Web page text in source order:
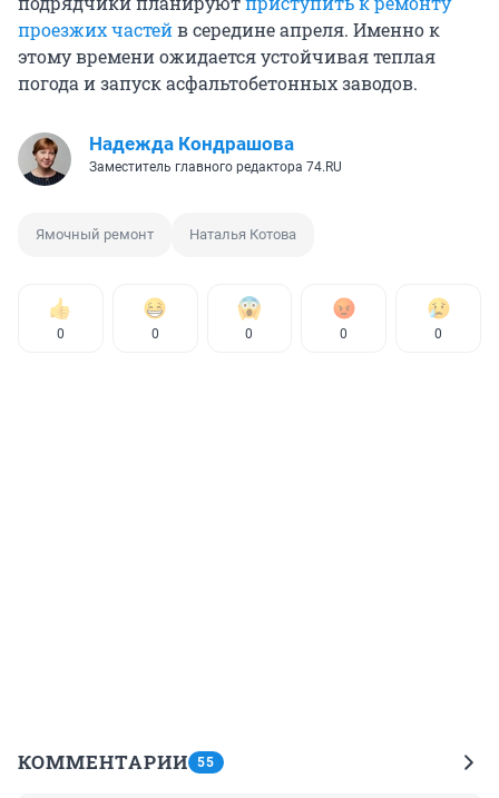
проезжих частейв середине апреля. Именно к
этому времени ожидается устойчивая теплая
погода и запуск асфальтобетонных заводов.
Надежда Кондрашова
Заместитель главного редактора 74.RU
Ямочный ремонт Наталья Котова
0 0 0 0 0
КОММЕНТАРИИ 55